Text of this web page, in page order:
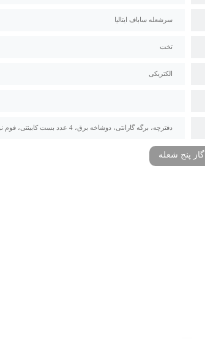
سرشعله ساباف ایتالیا
تخت
الکتریکی
دفترچه، برگه گارانتی، دوشاخه برق، 4 عدد بست کابینتی، فوم نواری
گاز پنج شعله